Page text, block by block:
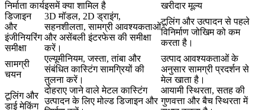
निर्माता कार्यइसमें क्या शामिल है
खरीदार मूल्य
डिजाइन
और
इंजीनियरिंग
समीक्षा
3D मॉडल, 2D ड्राइंग,
सहनशीलता, सामग्री आवश्यकताओं
और असेंबली इंटरफेस की समीक्षा
करें।
टूलिंग और उत्पादन से पहले
विनिर्माण जोखिम को कम
करता है।
सामग्री
चयन
एल्यूमीनियम, जस्ता, तांबा और
संबंधित कास्टिंग सामग्रियों की
तुलना करें।
उत्पाद आवश्यकताओं के
अनुसार सामग्री प्रदर्शन से
मेल खाता है।
टूलिंग और
डाई मेकिंग
दोहराए जाने वाले मेटल कास्टिंग
उत्पादन के लिए मोल्ड डिजाइन और
आयामी स्थिरता, सतह की
गुणवत्ता और बैच स्थिरता में